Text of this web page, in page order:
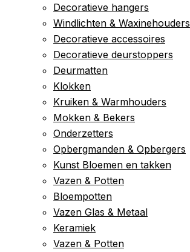
Decoratieve hangers
Windlichten & Waxinehouders
Decoratieve accessoires
Decoratieve deurstoppers
Deurmatten
Klokken
Kruiken & Warmhouders
Mokken & Bekers
Onderzetters
Opbergmanden & Opbergers
Kunst Bloemen en takken
Vazen & Potten
Bloempotten
Vazen Glas & Metaal
Keramiek
Vazen & Potten